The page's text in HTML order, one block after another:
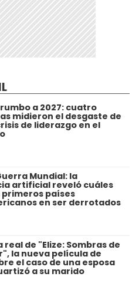
a 2027: cuatro
midieron el desgaste de
de liderazgo en el
Mundial: la
artificial reveló cuáles
países
en ser derrotados
real de "Elize: Sombras de
la nueva película de
el caso de una esposa
a su marido